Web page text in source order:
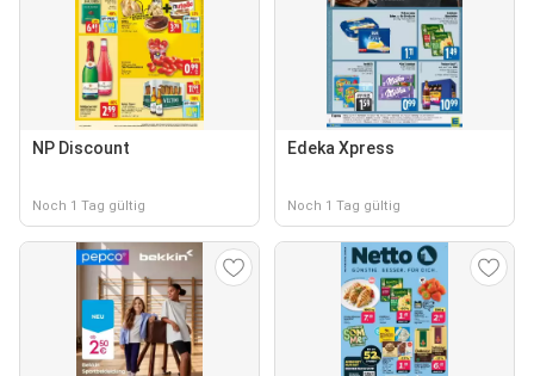
NP Discount
Noch 1 Tag gültig
Edeka Xpress
Noch 1 Tag gültig